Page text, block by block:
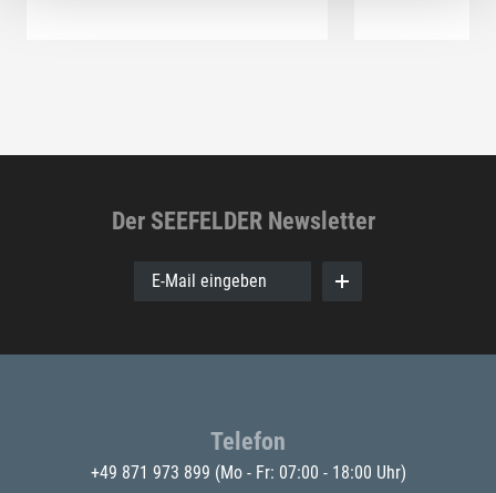
Der SEEFELDER Newsletter
E-Mail eingeben
Telefon
+49 871 973 899 (Mo - Fr: 07:00 - 18:00 Uhr)